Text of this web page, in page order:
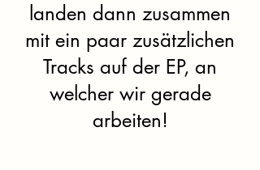
landen dann zusammen
mit ein paar zusätzlichen
Tracks auf der EP, an
welcher wir gerade
arbeiten!